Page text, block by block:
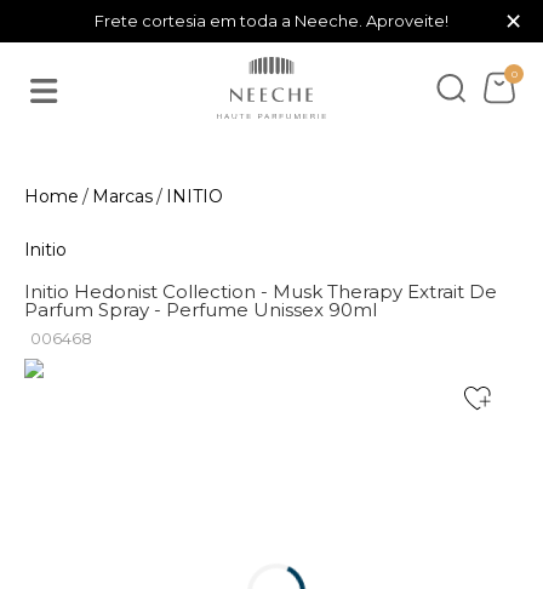
Frete cortesia em toda a Neeche. Aproveite! ×
0
Marcas INITIO
Initio
Initio Hedonist Collection - Musk Therapy Extrait De
Parfum Spray - Perfume Unissex 90ml
006468